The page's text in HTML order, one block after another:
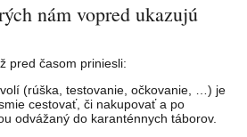
nám vopred ukazujú
pred časom priniesli:
(rúška, testovanie, očkovanie, …) je
cestovať, či nakupovať a po
odvážaný do karanténnych táborov.